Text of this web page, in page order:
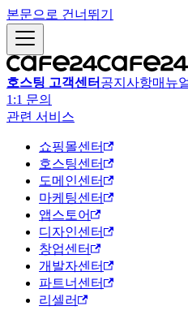
본문으로 건너뛰기
호스팅 고객센터 공지사항매뉴
1:1 문의
관련 서비스
쇼핑몰센터
호스팅센터
도메인센터
마케팅센터
앱스토어
디자인센터
창업센터
개발자센터
파트너센터
리셀러